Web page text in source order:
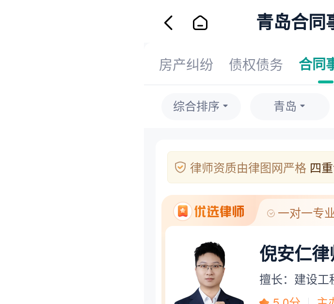
青岛合同
房产纠纷 债权债务 合同
综合排序 青岛
律师资质由律图网严格 四
1、实名与人脸识别：律师本人需
2、执业证照核验：上传的执业
3、官方执业信息核验：通过官方
4、手机号验证：绑定手机号并
一对一专
倪安仁
擅长：建设工